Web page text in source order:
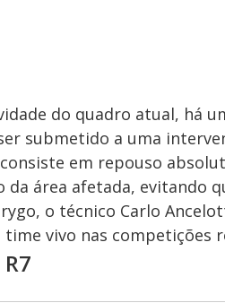
do quadro atual, há
submetido a uma
em repouso
área afetada, evitando
o técnico Carlo
vivo nas competições